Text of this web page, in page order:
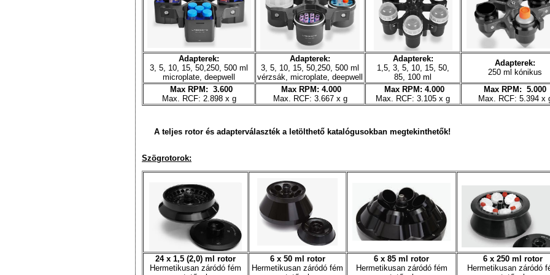
Adapterek:
3, 5, 10, 15, 50,250, 500 ml
microplate, deepwell
Adapterek:
3, 5, 10, 15, 50,250, 500 ml
vérzsák, microplate, deepwell
Adapterek:
1,5, 3, 5, 10, 15, 50,
85, 100 ml
Adapterek:
250 ml kónikus
Max RPM: 3.600
Max. RCF: 2.898 x g
Max RPM: 4.000
Max. RCF: 3.667 x g
Max RPM: 4.000
Max. RCF: 3.105 x g
Max RPM: 5.000
Max. RCF: 5.394 x
A teljes rotor és adapterválaszték a letölthető katalógusokban megtekinthetők!
Szögrotorok:
24 x 1,5 (2,0) ml rotor
Hermetikusan záródó fém
6 x 50 ml rotor
Hermetikusan záródó fém
6 x 85 ml rotor
Hermetikusan záródó fém
6 x 250 ml rotor
Hermetikusan záródó